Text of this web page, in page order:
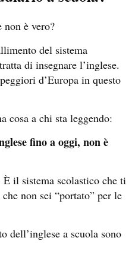
non è vero?
del sistema
di insegnare l’inglese.
d’Europa in questo
cosa a chi sta leggendo:
fino a oggi, non è
il sistema scolastico che ti
non sei “portato” per le
dell’inglese a scuola sono